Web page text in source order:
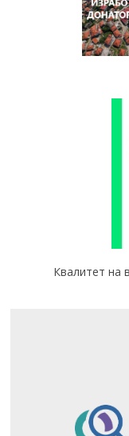
Квалитет на